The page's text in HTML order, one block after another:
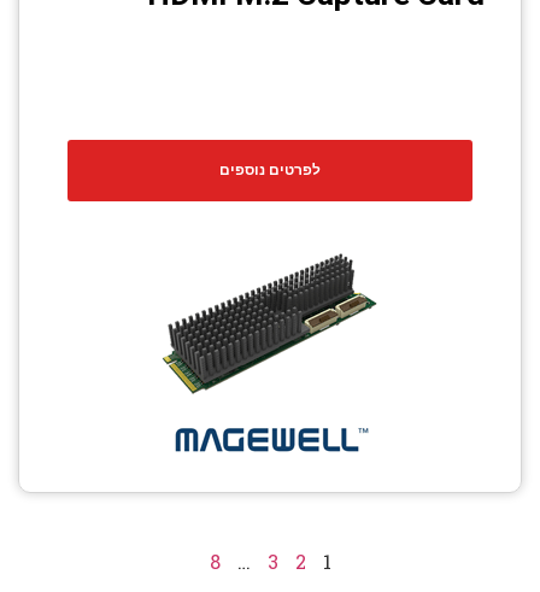
לפרטים נוספים
1
2
3
…
8